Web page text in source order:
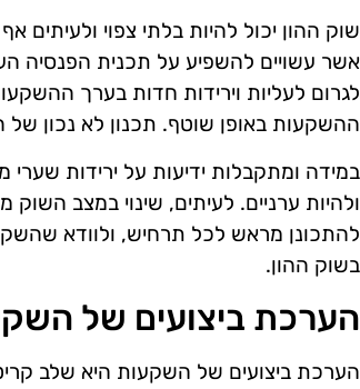
שוק ההון יכול להיות בלתי צפוי
אשר עשויים להשפיע על תכנית הפנסיה
לגרום לעליות וירידות חדות בערך
ההשקעות באופן שוטף. תכנון לא נכון של
במידה ומתקבלות ידיעות על ירידות
ולהיות ערניים. לעיתים, שינוי במצב השוק
להתכונן מראש לכל תרחיש, ולוודא
בשוק ההון.
הערכת ביצועים של
הערכת ביצועים של השקעות היא שלב